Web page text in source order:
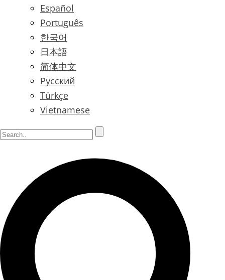
Español
Português
한국어
日本語
简体中文
Русский
Türkçe
Vietnamese